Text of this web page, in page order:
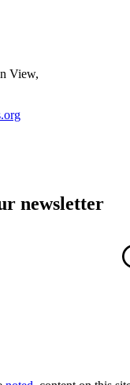
View,
newsletter